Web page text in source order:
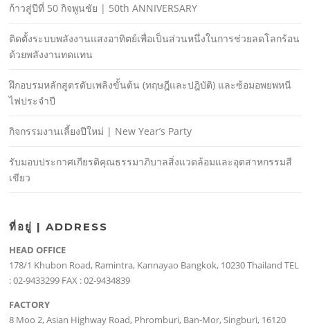
ก้าวสู่ปีที่ 50 กิจพูนชัย | 50th ANNIVERSARY
ติดตั้งระบบพลังงานแสงอาทิตย์เพื่อเป็นส่วนหนึ่งในการช่วยลดโลกร้อน
ด้วยพลังงานทดแทน
ฝึกอบรมหลักสูตรดับเพลิงขั้นต้น (ทฤษฎีและปฎิบัติ) และซ้อมอพยพหนี
ไฟประจําปี
กิจกรรมงานเลี้ยงปีใหม่ | New Year’s Party
รับมอบประกาศเกียรติคุณธรรมาภิบาลสิ่งแวดล้อมและอุตสาหกรรมสี
เขียว
ที่อยู่ | ADDRESS
HEAD OFFICE
178/1 Khubon Road, Ramintra, Kannayao Bangkok, 10230 Thailand TEL
: 02-9433299 FAX : 02-9434839
FACTORY
8 Moo 2, Asian Highway Road, Phromburi, Ban-Mor, Singburi, 16120